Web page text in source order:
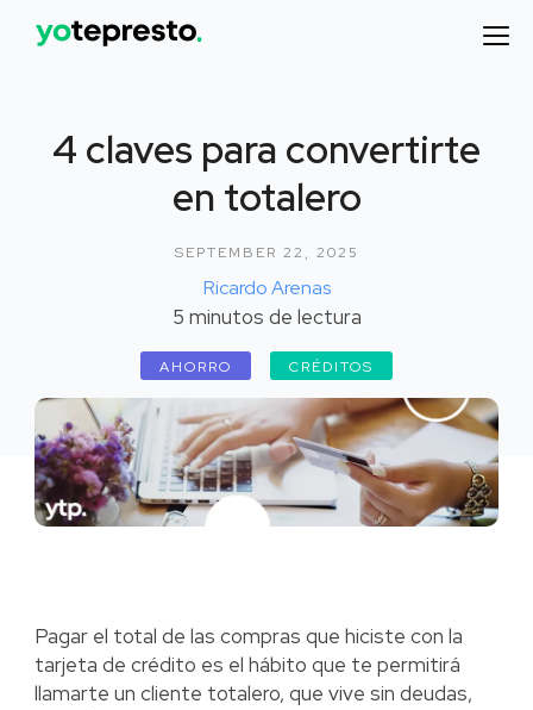
4 claves para convertirte
en totalero
SEPTEMBER 22, 2025
Ricardo Arenas
5 minutos de lectura
AHORRO CRÉDITOS
Pagar el total de las compras que hiciste con la
tarjeta de crédito es el hábito que te permitirá
llamarte un cliente totalero, que vive sin deudas,